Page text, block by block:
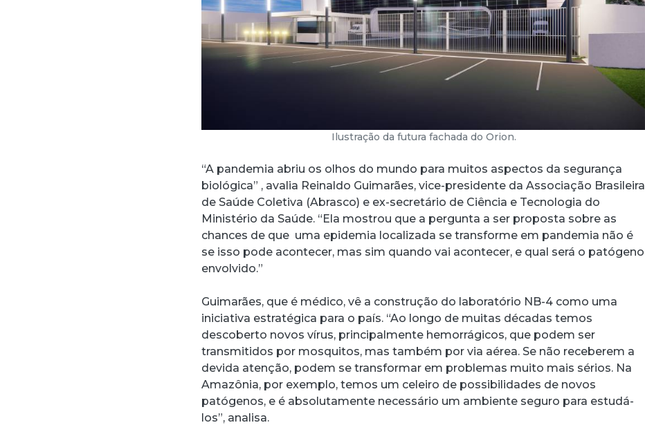
Ilustração da futura fachada do Orion.
“A pandemia abriu os olhos do mundo para muitos aspectos da segurança
biológica” , avalia Reinaldo Guimarães, vice-presidente da Associação Brasileira
de Saúde Coletiva (Abrasco) e ex-secretário de Ciência e Tecnologia do
Ministério da Saúde. “Ela mostrou que a pergunta a ser proposta sobre as
chances de que uma epidemia localizada se transforme em pandemia não é
se isso pode acontecer, mas sim quando vai acontecer, e qual será o patógeno
envolvido.”
Guimarães, que é médico, vê a construção do laboratório NB-4 como uma
iniciativa estratégica para o país. “Ao longo de muitas décadas temos
descoberto novos vírus, principalmente hemorrágicos, que podem ser
transmitidos por mosquitos, mas também por via aérea. Se não receberem a
devida atenção, podem se transformar em problemas muito mais sérios. Na
Amazônia, por exemplo, temos um celeiro de possibilidades de novos
patógenos, e é absolutamente necessário um ambiente seguro para estudá-
los”, analisa.